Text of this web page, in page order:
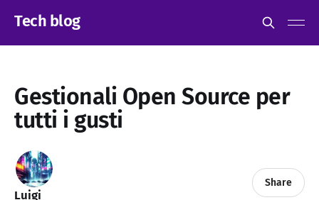
Tech blog
Gestionali Open Source per
tutti i gusti
Luigi
Share